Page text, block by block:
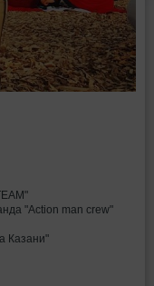
"Action man crew"
Казани"